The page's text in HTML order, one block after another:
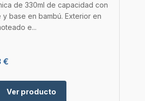
de 330ml de capacidad con
base en bambú. Exterior en
e...
€
Ver producto